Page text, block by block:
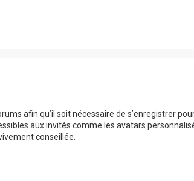
afin qu’il soit nécessaire de s’enregistrer
aux invités comme les avatars
conseillée.